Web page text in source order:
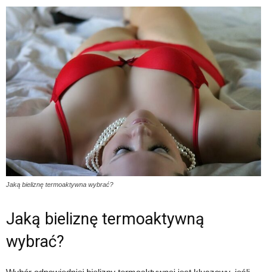
Jaką bieliznę termoaktywna wybrać?
Jaką bieliznę termoaktywną
wybrać?